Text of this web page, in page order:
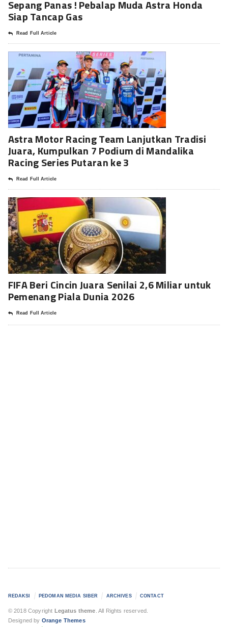
Sepang Panas ! Pebalap Muda Astra Honda
Siap Tancap Gas
Read Full Article
Astra Motor Racing Team Lanjutkan Tradisi
Juara, Kumpulkan 7 Podium di Mandalika
Racing Series Putaran ke 3
Read Full Article
FIFA Beri Cincin Juara Senilai 2,6 Miliar untuk
Pemenang Piala Dunia 2026
Read Full Article
REDAKSI PEDOMAN MEDIA SIBER ARCHIVES CONTACT
© 2018 Copyright Legatus theme . All Rights reserved.
Designed by Orange Themes